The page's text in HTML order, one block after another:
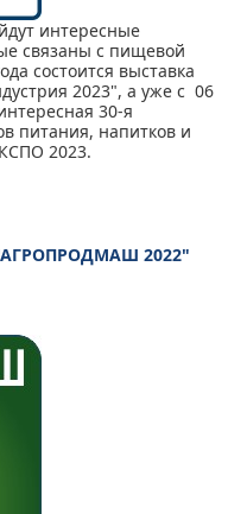
интересные
связаны с пищевой
состоится выставка
2023", а уже с 06
30-я
питания, напитков и
2023.
2022"